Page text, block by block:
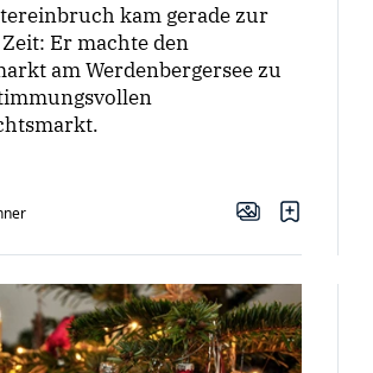
kam gerade zur
Er machte den
am Werdenbergersee zu